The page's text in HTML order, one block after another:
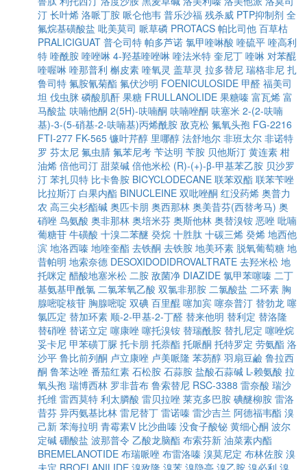
汀 长叶烯 洛哌丁胺 哌仑他韦 普乐沙福 残杀威 PTP抑制剂 全
氟烷基磺酸盐 吡美莫司 哌草磷 PROTACS 帕比司他 百草枯
PRALICIGUAT 普仑司特 帕多芦诺 氯甲喹啉酸 喹硫平 喹高利
特 喹酰胺 喹唑啉 4-羟基喹唑啉 喹法米特 奎尼丁 喹啉 对苯醌
喹喔啉 喹那普利 槲皮素 喹氧灵 盖草灵 拉多替尼 瑞格非尼 扎
鲁司特 氟胺氰菊酯 氟伏沙明 FOENICULOSIDE 甲醛 福美司
坦 伐虫脒 磷酸肌酐 果糖 FRULLANOLIDE 果糖嗪 富瓦烯 富
马酸盐 呋喃他酮 2(5H)-呋喃酮 呋喃唑酮 呋塞米 2-(2-呋喃
基)-3-(5-硝基-2-呋喃基)丙烯酰胺 敌克松 氟氧头孢 FG-2216
FTI-277 FK-565 镰叶芹醇 里哪醇 法舒地尔 非班太尔 非诺特
罗 芬太尼 氟虫腈 氟苯尼考 苄达明 苄胺 贝他斯汀 黄连素 柑
油烯 倍他司汀 甜菜碱 倍他米松 (R)-(+)-β-甲基苯乙胺 贝沙罗
汀 苯扎贝特 比卡鲁胺 BICYCLODECANE 联苯双酯 联苯苄唑
比拉斯汀 白果内酯 BINUCLEINE 双吡唑酮 红没药烯 奥普力
农 高三尖杉酯碱 奥匹卡朋 奥西那林 奥美昔芬(西替考马) 奥
硝唑 鸟氨酸 奥非那林 奥培米芬 奥斯他林 奥替溴铵 恶唑 吡喃
葡糖苷 牛磺酸 十溴二苯醚 癸烷 十胜肽 十碳三烯 癸烯 地西他
滨 地洛西嗪 地喹奎酯 去铁酮 去铁胺 地美环素 脱氧葡萄糖 地
昔帕明 地索奈德 DESOXIDODIDROVALTRATE 去羟米松 地
托咪定 醋酸地塞米松 二胺 敌菌净 DIAZIDE 氯甲苯噻嗪 二丁
基氨基甲酰氯 二氯苯氧乙酸 双氯非那胺 二氯酸盐 二环素 胸
腺嘧啶核苷 胸腺嘧啶 双碘 百里醌 噻加宾 噻奈普汀 替勃龙 噻
氯匹定 替加环素 顺-2-甲基-2-丁醛 替来他明 替利定 替洛隆
替硝唑 替诺立定 噻康唑 噻托溴铵 替瑞酰胺 替扎尼定 噻唑烷
妥卡尼 甲苯磺丁脲 托卡朋 托萘酯 托哌酮 托特罗定 劳氨酯 洛
沙平 鲁比前列酮 卢立康唑 卢美哌隆 苯芴醇 羽扇豆鹼 鲁拉西
酮 鲁苯达唑 番茄红素 石松胺 石蒜胺 盐酸石蒜碱 L-赖氨酸 拉
氧头孢 瑞博西林 罗非昔布 鲁索替尼 RSC-3388 雷奈酸 瑞沙
托维 雷西莫特 利太膦酸 雷贝拉唑 莱克多巴胺 碘醚柳胺 雷洛
昔芬 异丙氨基比林 雷尼替丁 雷诺嗪 雷沙吉兰 阿德福韦酯 溴
己新 苯海拉明 青霉素V 比沙曲嗪 没食子酸铋 黄细心酮 波尔
定碱 硼酸盐 波那普令 乙酸龙脑酯 布索芬新 油菜素内酯
BREMELANOTIDE 布瑞哌唑 布雷洛嗪 溴莫尼定 布林佐胺 溴
夫定 BROFLANILIDE 溴敌隆 溴苯 溴隐亭 溴乙胺 溴必利 溴